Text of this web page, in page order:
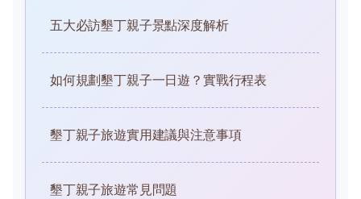
五大必訪墾丁親子景點深度解析
如何規劃墾丁親子一日遊？實戰行程表
墾丁親子旅遊實用建議與注意事項
墾丁親子旅遊常見問題